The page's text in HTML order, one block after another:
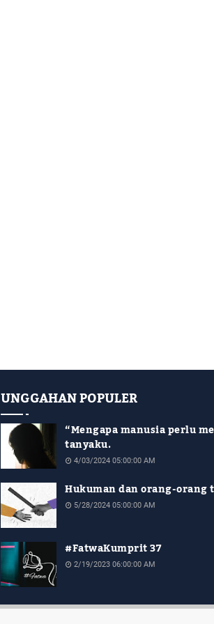
UNGGAHAN POPULER
“Mengapa manusia perlu
tanyaku.
4/03/2024 05:00:00 AM
Hukuman dan orang-orang
5/28/2024 05:00:00 AM
#FatwaKumprit 37
2/19/2023 06:00:00 AM